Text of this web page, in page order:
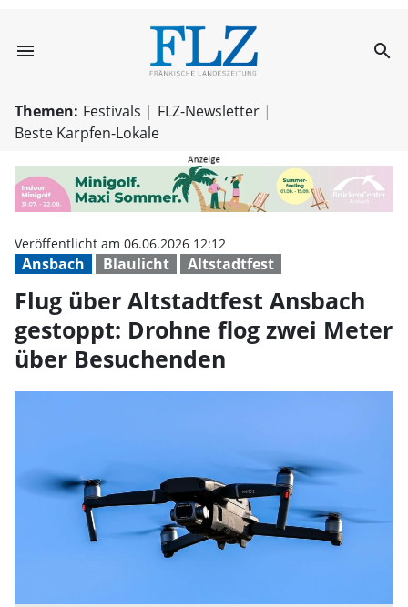
menu Flug über search
Themen: Festivals
FLZ-Newsletter
Beste Karpfen-Lokale
Ansbach Blaulicht Altstadtfest
Veröffentlicht am 06.06.2026 12:12
Flug über Altstadtfest Ansbach
gestoppt: Drohne flog zwei Meter
über Besuchenden